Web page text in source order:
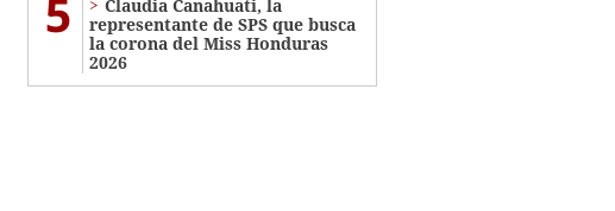
5
Claudia Canahuati, la
representante de SPS que busca
la corona del Miss Honduras
2026